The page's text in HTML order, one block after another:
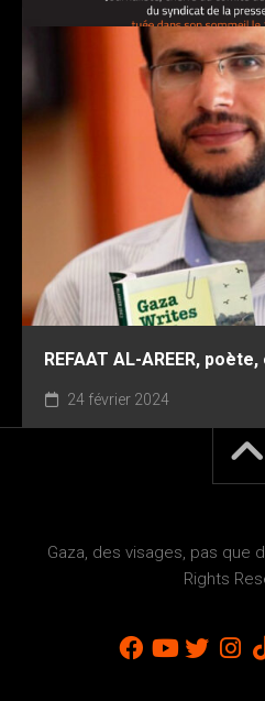
SALAM MEMA, journaliste
29 novembre 2023
REFAAT AL-AREER,
24 février 2024
Gaza, des visages, pas que
Rights